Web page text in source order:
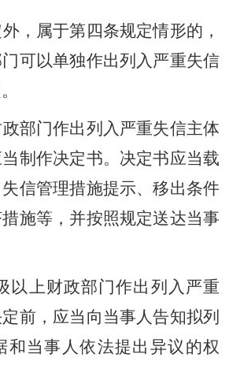
，属于第四条规定情形的，
可以单独作出列入严重失信
部门作出列入严重失信主体
制作决定书。决定书应当载
信管理措施提示、移出条件
施等，并按照规定送达当事
以上财政部门作出列入严重
前，应当向当事人告知拟列
和当事人依法提出异议的权